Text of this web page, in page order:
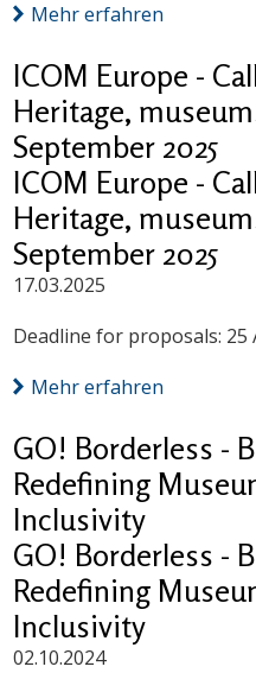
Mehr erfahren
ICOM Europe -
Heritage,
September 2025
ICOM Europe -
Heritage,
September 2025
17.03.2025
Deadline for proposals: 25
Mehr erfahren
GO! Borderless -
Redefining
Inclusivity
GO! Borderless -
Redefining
Inclusivity
02.10.2024